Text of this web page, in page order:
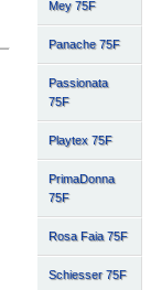
Mey 75F
Panache 75F
Passionata
75F
Playtex 75F
PrimaDonna
75F
Rosa Faia 75F
Schiesser 75F